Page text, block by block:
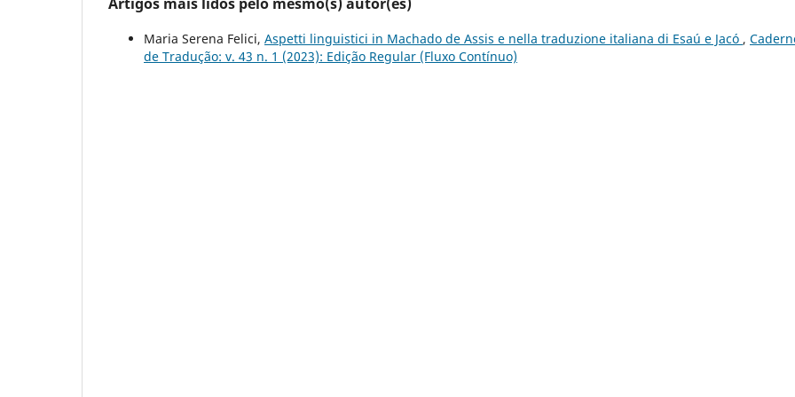
Maria Serena Felici, Aspetti linguistici in Machado de Assis e nella traduzione italiana di Esaú e Jacó ,
de Tradução: v. 43 n. 1 (2023): Edição Regular (Fluxo Contínuo)